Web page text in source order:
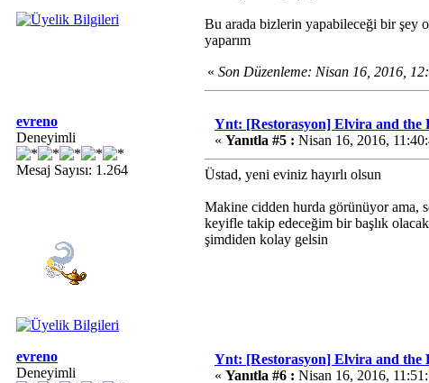
Bu arada bizlerin yapabileceği bir şey
yaparım
« Son Düzenleme: Nisan 16, 2016,
evreno
Deneyimli
Mesaj Sayısı: 1.264
Ynt: [Restorasyon] Elvira and the
« Yanıtla #5 : Nisan 16, 2016,
Üstad, yeni eviniz hayırlı olsun
Makine cidden hurda görünüyor ama,
keyifle takip edeceğim bir başlık olacak
şimdiden kolay gelsin
evreno
Deneyimli
Ynt: [Restorasyon] Elvira and the
« Yanıtla #6 : Nisan 16, 2016,